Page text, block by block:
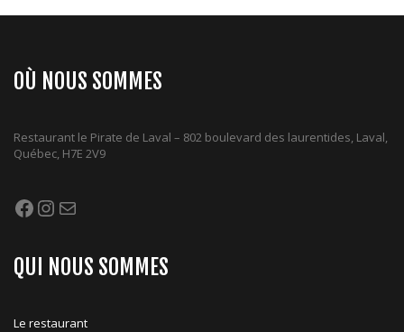
OÙ NOUS SOMMES
Restaurant le Pirate de Laval – 802 boulevard des laurentides, Laval,
Québec, H7E 2V9
Facebook
Instagram
Mail
QUI NOUS SOMMES
Le restaurant